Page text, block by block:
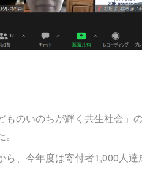
ものいのちが輝く共生社会」
、今年度は寄付者1,000人